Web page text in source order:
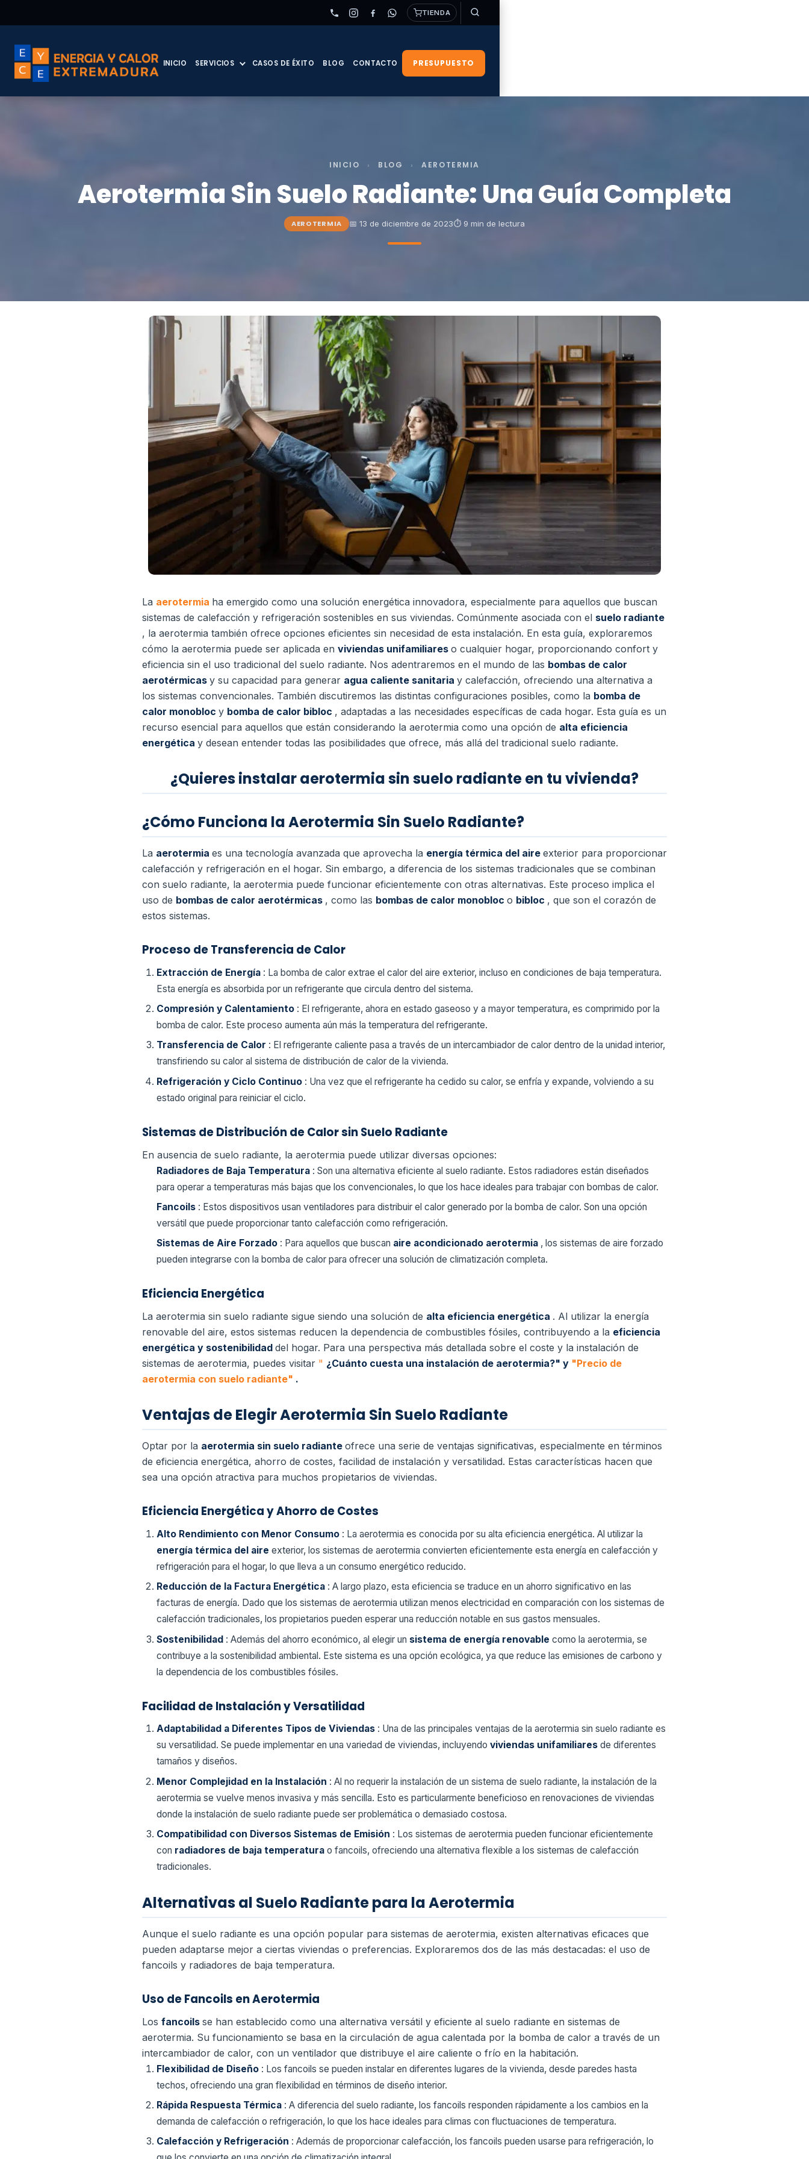
TIENDA
INICIO SERVICIOS CASOS DE ÉXITO BLOG CONTACTO PRESUPUESTO
INICIO › BLOG › AEROTERMIA
Aerotermia Sin Suelo Radiante: Una Guía Completa
AEROTERMIA 📅 13 de diciembre de 2023⏱ 9 min de lectura
La aerotermia ha emergido como una solución energética innovadora, especialmente para aquellos que buscan
sistemas de calefacción y refrigeración sostenibles en sus viviendas. Comúnmente asociada con el suelo radiante
, la aerotermia también ofrece opciones eficientes sin necesidad de esta instalación. En esta guía, exploraremos
cómo la aerotermia puede ser aplicada en viviendas unifamiliares o cualquier hogar, proporcionando confort y
eficiencia sin el uso tradicional del suelo radiante. Nos adentraremos en el mundo de las bombas de calor
aerotérmicas y su capacidad para generar agua caliente sanitaria y calefacción, ofreciendo una alternativa a
los sistemas convencionales. También discutiremos las distintas configuraciones posibles, como la bomba de
calor monobloc y bomba de calor bibloc , adaptadas a las necesidades específicas de cada hogar. Esta guía es un
recurso esencial para aquellos que están considerando la aerotermia como una opción de alta eficiencia
energética y desean entender todas las posibilidades que ofrece, más allá del tradicional suelo radiante.
¿Quieres instalar aerotermia sin suelo radiante en tu vivienda?
¿Cómo Funciona la Aerotermia Sin Suelo Radiante?
La aerotermia es una tecnología avanzada que aprovecha la energía térmica del aire exterior para proporcionar
calefacción y refrigeración en el hogar. Sin embargo, a diferencia de los sistemas tradicionales que se combinan
con suelo radiante, la aerotermia puede funcionar eficientemente con otras alternativas. Este proceso implica el
uso de bombas de calor aerotérmicas , como las bombas de calor monobloc o bibloc , que son el corazón de
estos sistemas.
Proceso de Transferencia de Calor
Extracción de Energía : La bomba de calor extrae el calor del aire exterior, incluso en condiciones de baja temperatura.
Esta energía es absorbida por un refrigerante que circula dentro del sistema.
Compresión y Calentamiento : El refrigerante, ahora en estado gaseoso y a mayor temperatura, es comprimido por la
bomba de calor. Este proceso aumenta aún más la temperatura del refrigerante.
Transferencia de Calor : El refrigerante caliente pasa a través de un intercambiador de calor dentro de la unidad interior,
transfiriendo su calor al sistema de distribución de calor de la vivienda.
Refrigeración y Ciclo Continuo : Una vez que el refrigerante ha cedido su calor, se enfría y expande, volviendo a su
estado original para reiniciar el ciclo.
Sistemas de Distribución de Calor sin Suelo Radiante
En ausencia de suelo radiante, la aerotermia puede utilizar diversas opciones:
Radiadores de Baja Temperatura : Son una alternativa eficiente al suelo radiante. Estos radiadores están diseñados
para operar a temperaturas más bajas que los convencionales, lo que los hace ideales para trabajar con bombas de calor.
Fancoils : Estos dispositivos usan ventiladores para distribuir el calor generado por la bomba de calor. Son una opción
versátil que puede proporcionar tanto calefacción como refrigeración.
Sistemas de Aire Forzado : Para aquellos que buscan aire acondicionado aerotermia , los sistemas de aire forzado
pueden integrarse con la bomba de calor para ofrecer una solución de climatización completa.
Eficiencia Energética
La aerotermia sin suelo radiante sigue siendo una solución de alta eficiencia energética . Al utilizar la energía
renovable del aire, estos sistemas reducen la dependencia de combustibles fósiles, contribuyendo a la eficiencia
energética y sostenibilidad del hogar. Para una perspectiva más detallada sobre el coste y la instalación de
sistemas de aerotermia, puedes visitar " ¿Cuánto cuesta una instalación de aerotermia?" y "Precio de
aerotermia con suelo radiante" .
Ventajas de Elegir Aerotermia Sin Suelo Radiante
Optar por la aerotermia sin suelo radiante ofrece una serie de ventajas significativas, especialmente en términos
de eficiencia energética, ahorro de costes, facilidad de instalación y versatilidad. Estas características hacen que
sea una opción atractiva para muchos propietarios de viviendas.
Eficiencia Energética y Ahorro de Costes
Alto Rendimiento con Menor Consumo : La aerotermia es conocida por su alta eficiencia energética. Al utilizar la
energía térmica del aire exterior, los sistemas de aerotermia convierten eficientemente esta energía en calefacción y
refrigeración para el hogar, lo que lleva a un consumo energético reducido.
Reducción de la Factura Energética : A largo plazo, esta eficiencia se traduce en un ahorro significativo en las
facturas de energía. Dado que los sistemas de aerotermia utilizan menos electricidad en comparación con los sistemas de
calefacción tradicionales, los propietarios pueden esperar una reducción notable en sus gastos mensuales.
Sostenibilidad : Además del ahorro económico, al elegir un sistema de energía renovable como la aerotermia, se
contribuye a la sostenibilidad ambiental. Este sistema es una opción ecológica, ya que reduce las emisiones de carbono y
la dependencia de los combustibles fósiles.
Facilidad de Instalación y Versatilidad
Adaptabilidad a Diferentes Tipos de Viviendas : Una de las principales ventajas de la aerotermia sin suelo radiante es
su versatilidad. Se puede implementar en una variedad de viviendas, incluyendo viviendas unifamiliares de diferentes
tamaños y diseños.
Menor Complejidad en la Instalación : Al no requerir la instalación de un sistema de suelo radiante, la instalación de la
aerotermia se vuelve menos invasiva y más sencilla. Esto es particularmente beneficioso en renovaciones de viviendas
donde la instalación de suelo radiante puede ser problemática o demasiado costosa.
Compatibilidad con Diversos Sistemas de Emisión : Los sistemas de aerotermia pueden funcionar eficientemente
con radiadores de baja temperatura o fancoils, ofreciendo una alternativa flexible a los sistemas de calefacción
tradicionales.
Alternativas al Suelo Radiante para la Aerotermia
Aunque el suelo radiante es una opción popular para sistemas de aerotermia, existen alternativas eficaces que
pueden adaptarse mejor a ciertas viviendas o preferencias. Exploraremos dos de las más destacadas: el uso de
fancoils y radiadores de baja temperatura.
Uso de Fancoils en Aerotermia
Los fancoils se han establecido como una alternativa versátil y eficiente al suelo radiante en sistemas de
aerotermia. Su funcionamiento se basa en la circulación de agua calentada por la bomba de calor a través de un
intercambiador de calor, con un ventilador que distribuye el aire caliente o frío en la habitación.
Flexibilidad de Diseño : Los fancoils se pueden instalar en diferentes lugares de la vivienda, desde paredes hasta
techos, ofreciendo una gran flexibilidad en términos de diseño interior.
Rápida Respuesta Térmica : A diferencia del suelo radiante, los fancoils responden rápidamente a los cambios en la
demanda de calefacción o refrigeración, lo que los hace ideales para climas con fluctuaciones de temperatura.
Calefacción y Refrigeración : Además de proporcionar calefacción, los fancoils pueden usarse para refrigeración, lo